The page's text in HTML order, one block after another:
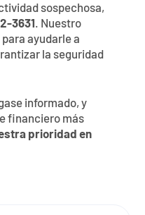
sospechosa,
3631 . Nuestro
ayudarle a
la seguridad
informado, y
financiero más
prioridad en